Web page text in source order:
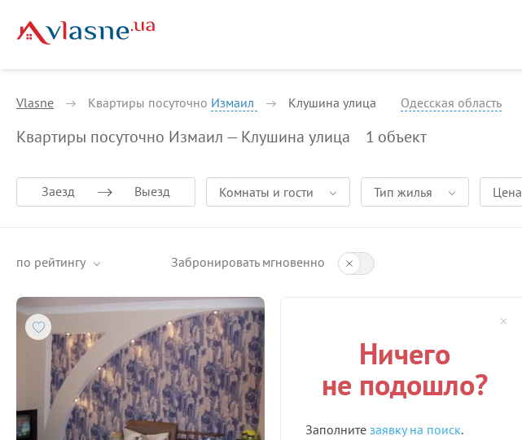
Vlasne Квартиры посуточно Измаил Клушина улица Одесская область
Квартиры посуточно Измаил — Клушина улица 1 объект
Заезд Выезд Комнаты и гости Тип жилья Цена
по рейтингу Забронировать мгновенно
Ничего
не подошло?
Заполните заявку на поиск.